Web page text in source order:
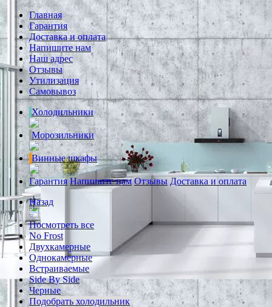
Главная
Гарантия
Доставка и оплата
Напишите нам
Наш адрес
Отзывы
Утилизация
Самовывоз
Холодильники
Морозильники
Винные шкафы
Гарантия Напишите нам Отзывы Доставка и оплата
Назад
Посмотреть все
No Frost
Двухкамерные
Однокамерные
Встраиваемые
Side By Side
Черные
Подобрать холодильник